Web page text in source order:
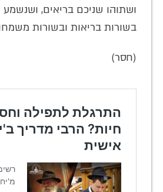
ושתוהו שניכם בריאים,
בשורות בריאות ובשורות
(חסר)